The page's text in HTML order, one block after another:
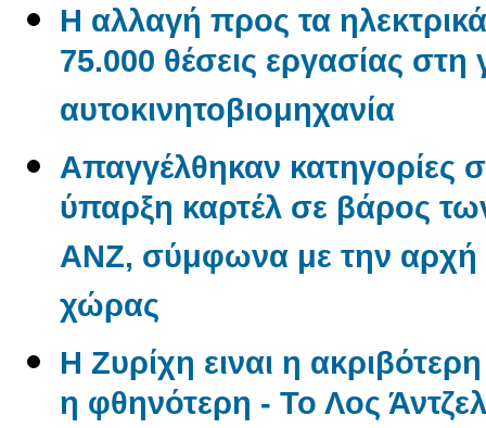
Η αλλαγή προς τα ηλεκτρικά
75.000 θέσεις εργασίας στη
αυτοκινητοβιομηχανία
Απαγγέλθηκαν κατηγορίες
ύπαρξη καρτέλ σε βάρος
ANZ, σύμφωνα με την αρχή
χώρας
Η Ζυρίχη ειναι η
η φθηνότερη - Το Λος